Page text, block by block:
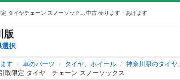
中古 売ります・あげます
版
選択
す 車のパーツ タイヤ、ホイール 神奈川県のタイヤ
取限定 タイヤ チェーン スノーソックス